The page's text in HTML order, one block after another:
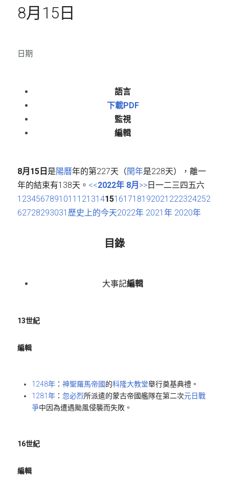
8月15日
日期
語言
下載PDF
監視
編輯
8月15日 是陽曆年的第227天（閏年是228天），離一
年的結束有138天。 <<2022年 8月 >> 日一二三四五六
1 234567891011 12131415161718192021 222324252
62728293031 歷史上的今天2022年 2021年 2020年
目錄
大事記編輯
13世紀
編輯
1248年 ： 神聖羅馬帝國的科隆大教堂舉行奠基典禮。
1281年 ： 忽必烈所派遣的蒙古帝國艦隊在第二次元日戰
爭中因為遭遇颱風侵襲而失敗。
16世紀
編輯